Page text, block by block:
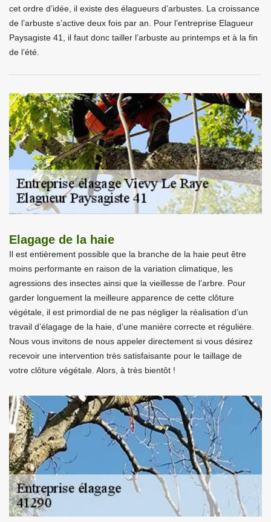
cet ordre d’idée, il existe des élagueurs d’arbustes. La croissance
de l’arbuste s’active deux fois par an. Pour l’entreprise Elagueur
Paysagiste 41, il faut donc tailler l’arbuste au printemps et à la fin
de l’été.
Elagage de la haie
Il est entièrement possible que la branche de la haie peut être
moins performante en raison de la variation climatique, les
agressions des insectes ainsi que la vieillesse de l’arbre. Pour
garder longuement la meilleure apparence de cette clôture
végétale, il est primordial de ne pas négliger la réalisation d’un
travail d’élagage de la haie, d’une manière correcte et régulière.
Nous vous invitons de nous appeler directement si vous désirez
recevoir une intervention très satisfaisante pour le taillage de
votre clôture végétale. Alors, à très bientôt !